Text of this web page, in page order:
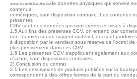
www.it-recht-kanzlei.dede données physiques qui servent
contenus
numériques, sauf disposition contraire. Les contenus
présentes
CGV sont des données qui sont créées et mises à
1.5 Aux fins des présentes CGV, on entend par
non fournies sur un support matériel, qui sont
à disposition par le vendeur sous réserve de l'octroi
plus précisément dans ces CGV.
1.6 Les présentes CGV s'appliquent également aux
d'achat, sauf dispositions contraires.
2) Conclusion du contrat
2.1 Les descriptions de produits publiées sur la
correspondent à des offres fermes de la part du